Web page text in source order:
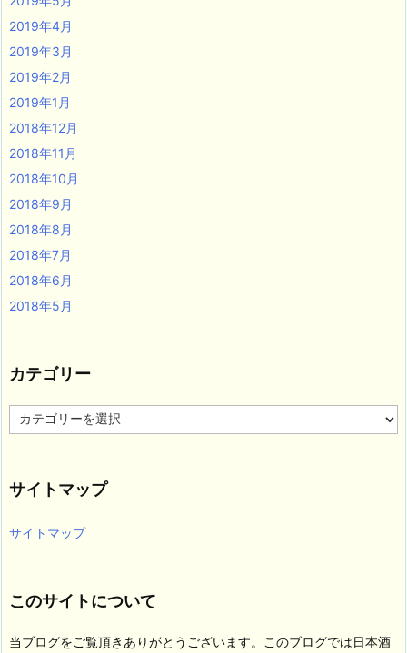
2019年4月
2019年3月
2019年2月
2019年1月
2018年12月
2018年11月
2018年10月
2018年9月
2018年8月
2018年7月
2018年6月
2018年5月
カテゴリー
カ
テ
ー
サイトマップ
サイトマップ
このサイトについて
当ブログをご覧頂きありがとうございます。このブログでは日本酒